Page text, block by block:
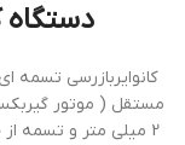
دستگاه